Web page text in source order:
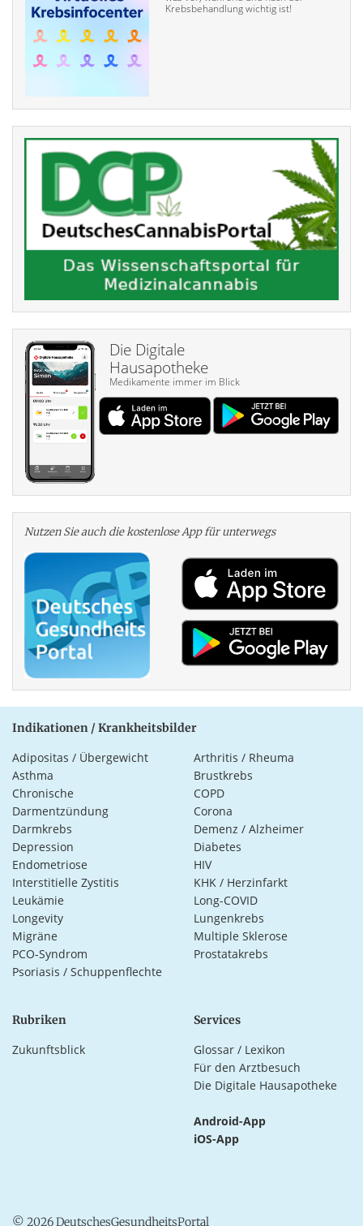
Krebsbehandlung wichtig ist!
Die Digitale
Hausapotheke
Medikamente immer im Blick
Nutzen Sie auch die kosten­lose App für unterwegs
Indikationen / Krankheitsbilder
Adipositas / Übergewicht
Arthritis / Rheuma
Asthma
Brustkrebs
Chronische
Darmentzündung
COPD
Corona
Darmkrebs
Demenz / Alzheimer
Depression
Diabetes
Endometriose
HIV
Interstitielle Zystitis
KHK / Herzinfarkt
Leukämie
Long-COVID
Longevity
Lungenkrebs
Migräne
Multiple Sklerose
PCO-Syndrom
Prostatakrebs
Psoriasis / Schuppenflechte
Rubriken
Zukunftsblick
Services
Glossar / Lexikon
Für den Arztbesuch
Die Digitale Hausapotheke
Android-App
iOS-App
© 2026 DeutschesGesundheitsPortal